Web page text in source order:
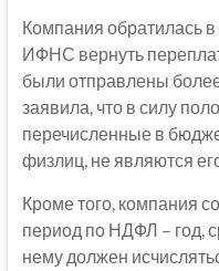
Компания обратилась
ИФНС вернуть
были отправлены
заявила, что в силу
перечисленные в
физлиц, не являются
Кроме того, компания
период по НДФЛ – год,
нему должен